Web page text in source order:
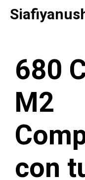
Saltar
680
M2
con